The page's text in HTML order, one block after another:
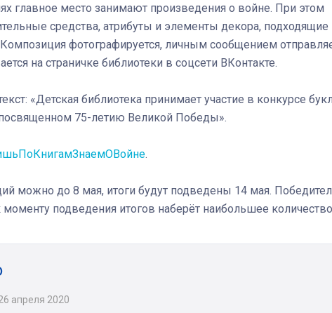
главное место занимают произведения о войне. При этом
средства, атрибуты и элементы декора, подходящие
фотографируется, личным сообщением
на страничке библиотеки в соцсети ВКонтакте.
«Детская библиотека принимает участие в конкурсе
75-летию Великой Победы».
.
можно до 8 мая, итоги будут подведены 14 мая.
моменту подведения итогов наберёт наибольшее
апреля 2020
Штурмовик
Коробов
реальностью
мечту